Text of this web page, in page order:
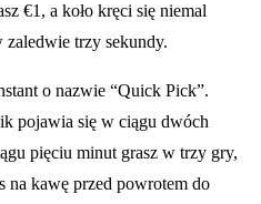
€1, a koło kręci się niemal
trzy sekundy.
o nazwie “Quick Pick”.
pojawia się w ciągu dwóch
pięciu minut grasz w trzy gry,
na kawę przed powrotem do